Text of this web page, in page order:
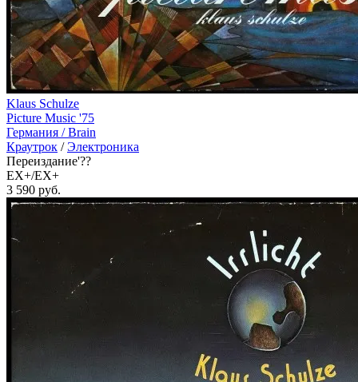
Klaus Schulze
Picture Music '75
Германия /Brain
Краутрок /Электроника
Переиздание'??
EX+/EX+
3 590 руб.